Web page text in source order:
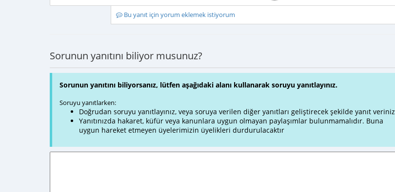
Bu yanıt için yorum eklemek istiyorum
Sorunun yanıtını biliyor musunuz?
Sorunun yanıtını biliyorsanız, lütfen aşağıdaki alanı kullanarak soruyu yanıtlayınız.
Soruyu yanıtlarken:
Doğrudan soruyu yanıtlayınız, veya soruya verilen diğer yanıtları geliştirecek şekilde yanıt veriniz
Yanıtınızda hakaret, küfür veya kanunlara uygun olmayan paylaşımlar bulunmamalıdır. Buna
uygun hareket etmeyen üyelerimizin üyelikleri durdurulacaktır